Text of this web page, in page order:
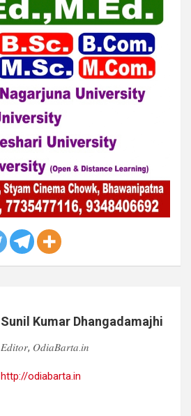
Sunil Kumar Dhangadamajhi
𝐸𝑑𝑖𝑡𝑜𝑟, 𝑂𝑑𝑖𝑎𝐵𝑎𝑟𝑡𝑎.𝑖𝑛
http://odiabarta.in